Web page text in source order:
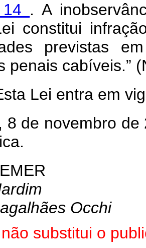
. A
constitui
previstas
penais cabíveis.”
Lei entra em
8 de novembro de
Occhi
substitui o